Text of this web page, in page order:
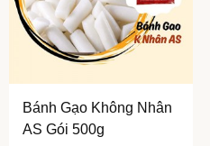
Bánh Gạo Không Nhân
AS Gói 500g